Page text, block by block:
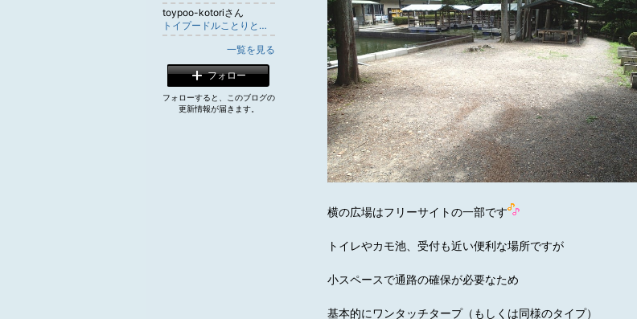
横の広場はフリーサイトの一部です
トイレやカモ池、受付も近い便利な場所ですが
小スペースで通路の確保が必要なため
基本的にワンタッチタープ（もしくは同様のタイプ）
toypoo-kotoriさん
トイプードルことりとゆかいななかまたち
一覧を見る
フォロー
フォローすると、このブログの
更新情報が届きます。